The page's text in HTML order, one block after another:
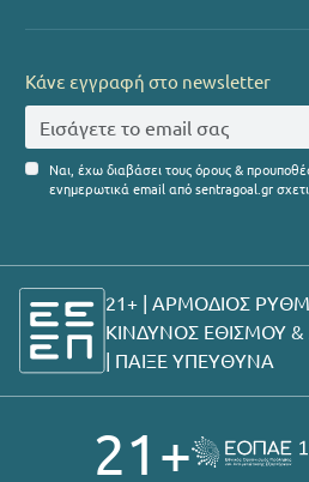
Κάνε εγγραφή στο newsletter
Ναι, έχω διαβάσει τους όρους &
ενημερωτικά email από sentragoal.gr
21+ | ΑΡΜΟΔΙΟΣ
ΚΙΝΔΥΝΟΣ ΕΘΙΣΜΟΥ &
| ΠΑΙΞΕ ΥΠΕΥΘΥΝΑ
21+